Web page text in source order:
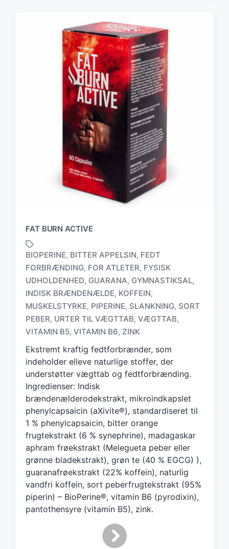
FAT BURN ACTIVE
T
a
g
e
d
w
t
h
BIOPERINE, BITTER APPELSIN, FEDT
FORBRÆNDING, FOR ATLETER, FYSISK
UDHOLDENHED, GUARANA, GYMNASTIKSAL,
INDISK BRÆNDENÆLDE, KOFFEIN,
MUSKELSTYRKE, PIPERINE, SLANKNING, SORT
PEBER, URTER TIL VÆGTTAB, VÆGTTAB,
VITAMIN B5, VITAMIN B6, ZINK
Ekstremt kraftig fedtforbrænder, som
indeholder elleve naturlige stoffer, der
understøtter vægttab og fedtforbrænding.
Ingredienser: Indisk
brændenælderodekstrakt, mikroindkapslet
phenylcapsaicin (aXivite®), standardiseret til
1 % phenylcapsaicin, bitter orange
frugtekstrakt (6 % synephrine), madagaskar
aphram frøekstrakt (Melegueta peber eller
grønne bladekstrakt), grøn te (40 % EGCG) ),
guaranafrøekstrakt (22% koffein), naturlig
vandfri koffein, sort peberfrugtekstrakt (95%
piperin) – BioPerine®, vitamin B6 (pyrodixin),
pantothensyre (vitamin B5), zink.